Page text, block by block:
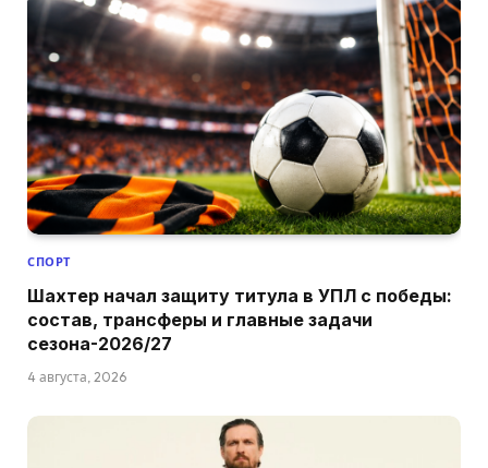
СПОРТ
Шахтер начал защиту титула в УПЛ с победы:
состав, трансферы и главные задачи
сезона-2026/27
4 августа, 2026